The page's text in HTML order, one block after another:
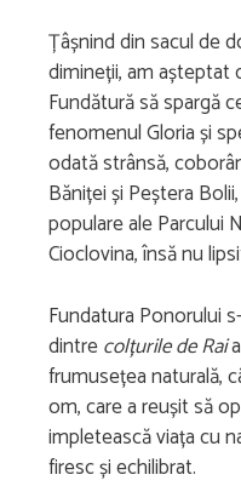
Țâșnind din sacul de
dimineții, am așteptat
Fundătură să spargă
fenomenul Gloria și
odată strânsă,
Băniței și Peștera
populare ale Parcului
Cioclovina, însă nu
Fundatura Ponorului
dintrecolțurile de Rai
frumusețea naturală,
om, care a reușit să
impletească viața cu
firesc și echilibrat.